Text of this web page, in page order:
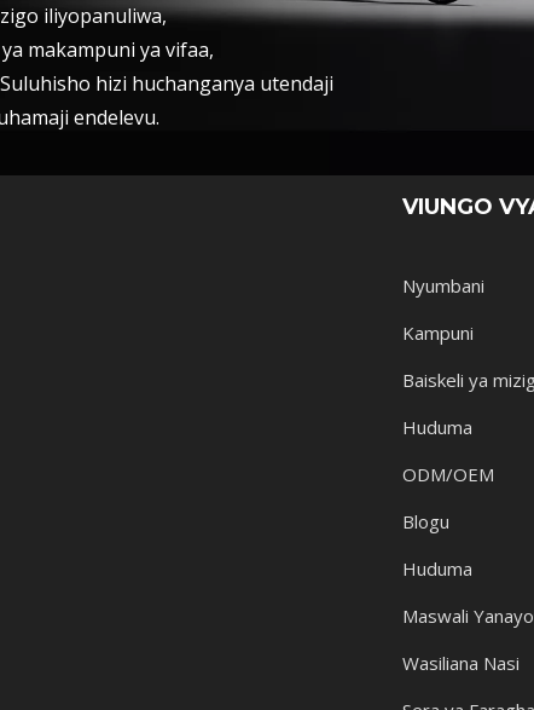
iliyopanuliwa,
makampuni ya vifaa,
hizi huchanganya utendaji
endelevu.
VIUNGO
Nyumbani
Kampuni
Baiskeli ya
Huduma
ODM/OEM
Blogu
Huduma
Maswali
Wasiliana Nasi